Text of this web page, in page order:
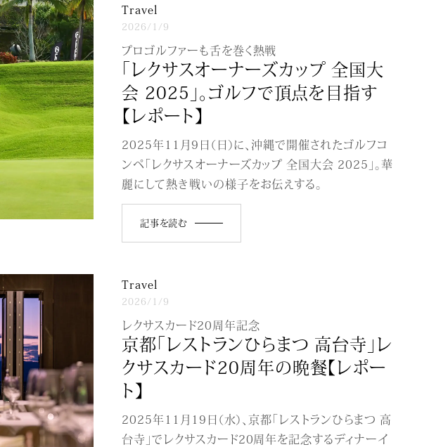
Travel
2026/1/9
プロゴルファーも舌を巻く熱戦
「レクサスオーナーズカップ 全国大
会 2025」。ゴルフで頂点を目指す
【レポート】
2025年11月9日（日）に、沖縄で開催されたゴルフコ
ンペ「レクサスオーナーズカップ 全国大会 2025」。華
麗にして熱き戦いの様子をお伝えする。
記事を読む
Travel
2026/1/9
レクサスカード20周年記念
京都「レストランひらまつ 高台寺」レ
クサスカード20周年の晩餐【レポー
ト】
2025年11月19日（水）、京都「レストランひらまつ 高
台寺」でレクサスカード20周年を記念するディナーイ